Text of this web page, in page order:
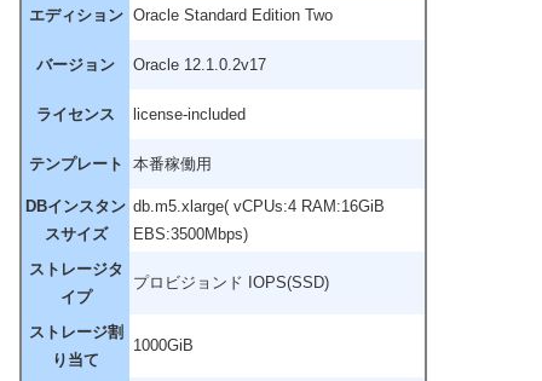
エディション Oracle Standard Edition Two
バージョン Oracle 12.1.0.2v17
ライセンス license-included
テンプレート 本番稼働用
DBインスタン
スサイズ
db.m5.xlarge( vCPUs:4 RAM:16GiB
EBS:3500Mbps)
ストレージタ
イプ
プロビジョンド IOPS(SSD)
ストレージ割
り当て
1000GiB